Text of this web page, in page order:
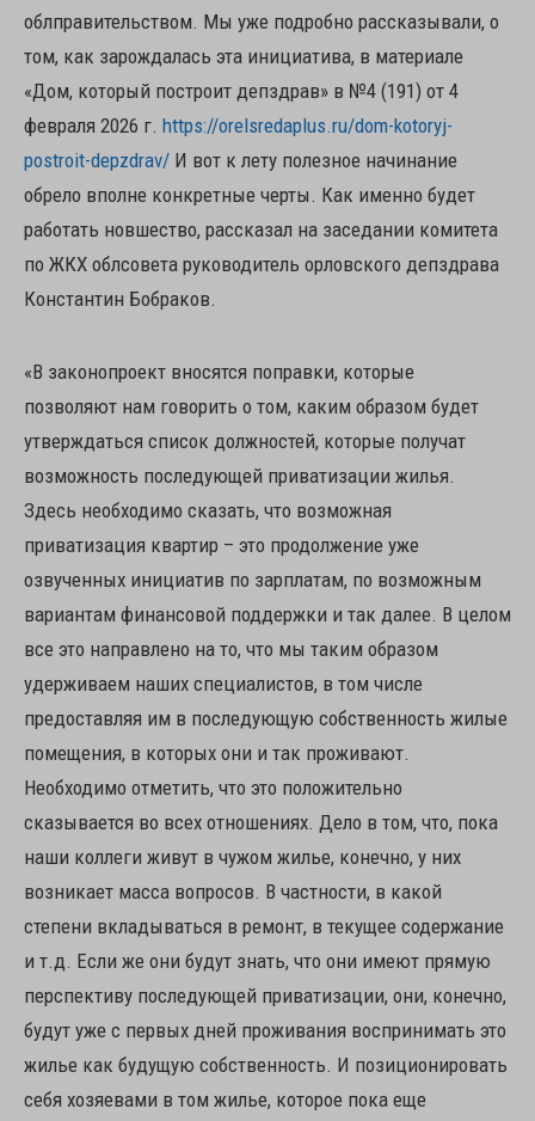
облправительством. Мы уже подробно рассказывали, о
том, как зарождалась эта инициатива, в материале
«Дом, который построит депздрав» в №4 (191) от 4
февраля 2026 г. https://orelsredaplus.ru/dom-kotoryj-
postroit-depzdrav/ И вот к лету полезное начинание
обрело вполне конкретные черты. Как именно будет
работать новшество, рассказал на заседании комитета
по ЖКХ облсовета руководитель орловского депздрава
Константин Бобраков.
«В законопроект вносятся поправки, которые
позволяют нам говорить о том, каким образом будет
утверждаться список должностей, которые получат
возможность последующей приватизации жилья.
Здесь необходимо сказать, что возможная
приватизация квартир – это продолжение уже
озвученных инициатив по зарплатам, по возможным
вариантам финансовой поддержки и так далее. В целом
все это направлено на то, что мы таким образом
удерживаем наших специалистов, в том числе
предоставляя им в последующую собственность жилые
помещения, в которых они и так проживают.
Необходимо отметить, что это положительно
сказывается во всех отношениях. Дело в том, что, пока
наши коллеги живут в чужом жилье, конечно, у них
возникает масса вопросов. В частности, в какой
степени вкладываться в ремонт, в текущее содержание
и т.д. Если же они будут знать, что они имеют прямую
перспективу последующей приватизации, они, конечно,
будут уже с первых дней проживания воспринимать это
жилье как будущую собственность. И позиционировать
себя хозяевами в том жилье, которое пока еще